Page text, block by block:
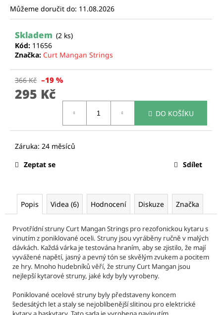
Můžeme doručit do: 11.08.2026
Skladem (2 ks)
Kód: 11656
Značka: Curt Mangan Strings
366 Kč –19 %
295 Kč
DO KOŠÍKU
Zeptat se Sdílet
Popis Videa (6) Hodnocení Diskuze Značka
Prvotřídní struny Curt Mangan Strings pro rezofonickou kytaru s
vinutím z poniklované oceli. Struny jsou vyráběny ručně v malých
dávkách. Každá várka je testována hraním, aby se zjistilo, že mají
vyvážené napětí, jasný a pevný tón se skvělým zvukem a pocitem
ze hry. Mnoho hudebníků věří, že struny Curt Mangan jsou
nejlepší kytarové struny, jaké kdy byly vyrobeny.
Poniklované ocelové struny byly představeny koncem
šedesátých let a staly se nejoblíbenější slitinou pro elektrické
a
HLEDAT
o
u
č
u
j
e
m
e
DL